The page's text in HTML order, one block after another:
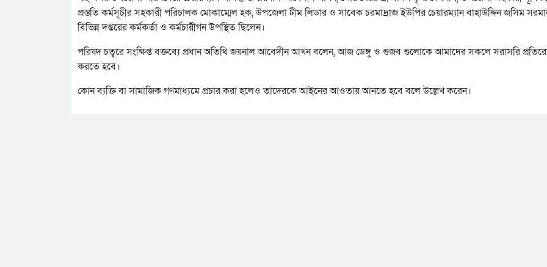
প্রস্ততি কর্মসূচীর সহকারী পরিচালক মোকাম্মেল হক, উপজেলা টীম লিডার ও সাবেক চরমাদ্রাজ ইউপির চেয়ারম্যান বাহাউদ্দিন জসিম
বিভিন্ন দপ্তরের কর্মকর্তা ও কর্মচারীগন উপস্থিত ছিলেন।
পরিষদ চত্বরে সংক্ষিপ্ত বক্তব্যে প্রধান অতিথি জয়নাল আবেদীন আখন বলেন, আজ ডেঙ্গু ও গুজব গুলোকে আমাদের সকলে সরাসরি
করতে হবে।
কোন ব্যক্তি বা সামাজিক গণমাধ্যমে প্রচার করা হলেও তাদেরকে আইনের আওতায় আনতে হবে বলে উল্লেখ করেন।